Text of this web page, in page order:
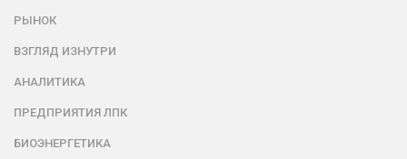
РЫНОК
ВЗГЛЯД ИЗНУТРИ
АНАЛИТИКА
ПРЕДПРИЯТИЯ ЛПК
БИОЭНЕРГЕТИКА